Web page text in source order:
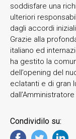
soddisfare una
ulteriori
dagli accordi
Grazie alla
italiano ed
ha gestito la
dell’opening del
eclatanti e di gran
Condividilo su: